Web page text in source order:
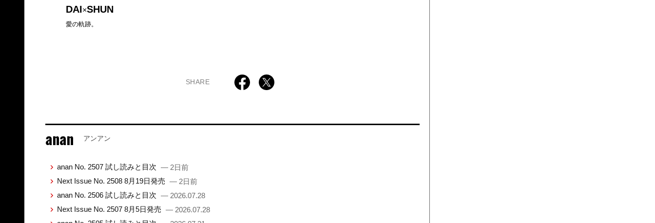
DAI×SHUN
愛の軌跡。
SHARE
anan アンアン
anan No. 2507 試し読みと目次 — 2日前
Next Issue No. 2508 8月19日発売 — 2日前
anan No. 2506 試し読みと目次 — 2026.07.28
Next Issue No. 2507 8月5日発売 — 2026.07.28